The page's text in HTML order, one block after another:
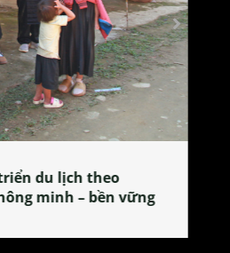
Phú Nhi – nơi lan